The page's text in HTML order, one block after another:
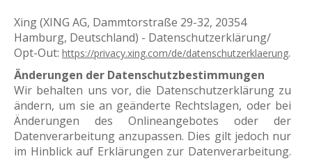
Xing (XING AG, Dammtorstraße 29-32, 20354
Hamburg, Deutschland) - Datenschutzerklärung/
Opt-Out: https://privacy.xing.com/de/datenschutzerklaerung.
Änderungen der Datenschutzbestimmungen
Wir behalten uns vor, die Datenschutzerklärung zu
ändern, um sie an geänderte Rechtslagen, oder bei
Änderungen des Onlineangebotes oder der
Datenverarbeitung anzupassen. Dies gilt jedoch nur
im Hinblick auf Erklärungen zur Datenverarbeitung.